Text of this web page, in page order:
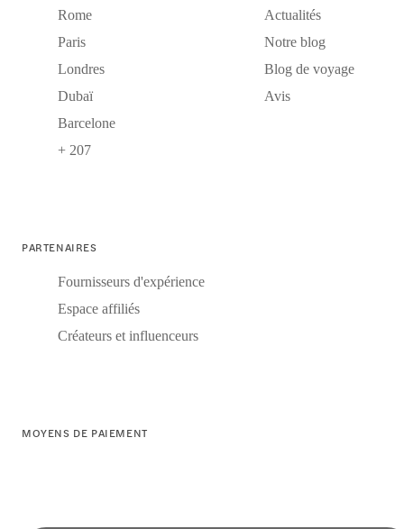
Rome
Paris
Londres
Dubaï
Barcelone
+ 207
Actualités
Notre blog
Blog de voyage
Avis
PARTENAIRES
Fournisseurs d'expérience
Espace affiliés
Créateurs et influenceurs
MOYENS DE PAIEMENT